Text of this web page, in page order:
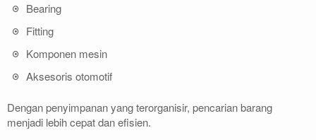
Bearing
Fitting
Komponen mesin
Aksesoris otomotif
Dengan penyimpanan yang terorganisir, pencarian barang
menjadi lebih cepat dan efisien.